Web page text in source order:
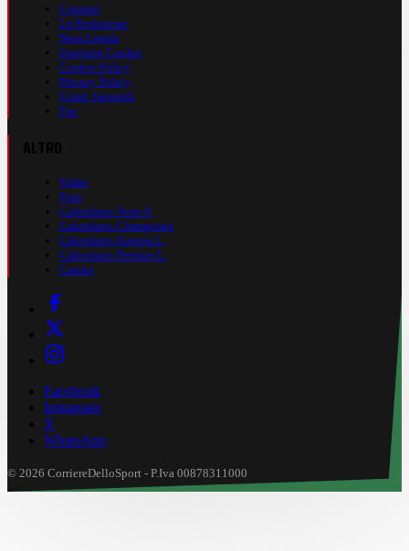
Contatti
La Redazione
Nota Legale
Gestione Cookie
Cookie Policy
Privacy Policy
Cond. Generali
Faq
Video
Foto
Calendario Serie A
Calendario Champions
Calendario Europa L.
Calendario Premier L.
Casinò
Facebook
Instagram
X
WhatsApp
© 2026 CorriereDelloSport - P.Iva 00878311000